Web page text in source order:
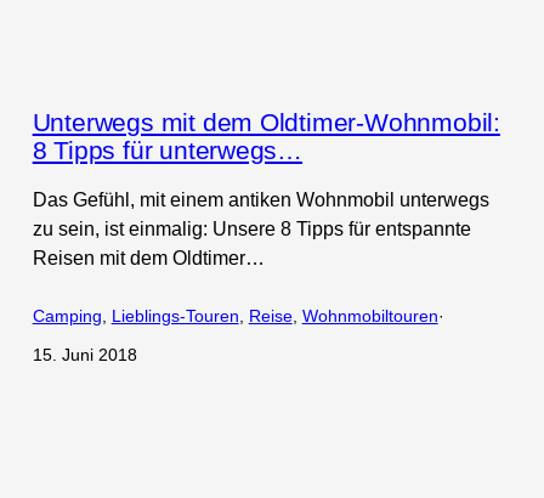
Unterwegs mit dem Oldtimer-Wohnmobil:
8 Tipps für unterwegs…
Das Gefühl, mit einem antiken Wohnmobil unterwegs
zu sein, ist einmalig: Unsere 8 Tipps für entspannte
Reisen mit dem Oldtimer…
Camping Lieblings-Touren Reise, Wohnmobiltouren·
15. Juni 2018